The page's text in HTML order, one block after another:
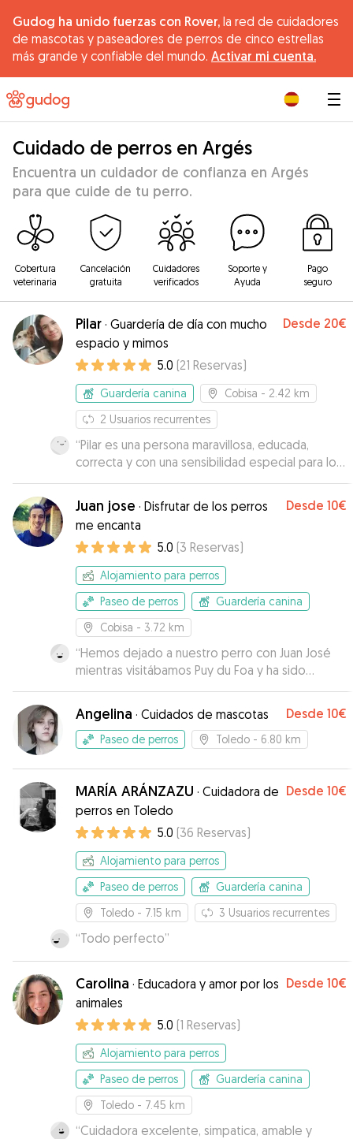
Gudog ha unido fuerzas con Rover, la red de cuidadores
de mascotas y paseadores de perros de cinco estrellas
más grande y confiable del mundo. Activar mi cuenta.
Cuidado de perros en Argés
Encuentra un cuidador de confianza en Argés
para que cuide de tu perro.
Cobertura
veterinaria
Cancelación
gratuita
Cuidadores
verificados
Soporte y
Ayuda
Pago
seguro
Pilar · Guardería de día con mucho
espacio y mimos
Desde 20€
5.0 (21 Reservas)
Guardería canina Cobisa - 2.42 km
2 Usuarios recurrentes
“Pilar es una persona maravillosa, educada,
correcta y con una sensibilidad especial para los
perros. Con disponibilidad absoluta y, siempre,
con ánimo de ayudar y resolver cualquier
problema que te pudiera surgir. Teníamos
muchos miedos, pues nunca habíamos dejado
nuestros perros, (Chico y Wasabi), con nadie,
pero esos temores han quedado más que
resueltos. La han cogido un cariño especial lo
cual demostraron durante la despedida. Nos
temíamos la vuelta con unos perros nerviosos y
con ansiedad, debido a la separación. No
solamente no ha ocurrido esto sino que se les
nota relajados y felices. Pilar es una gran
cuidadora, con dedicación, comportamiento
exquisito y entregada a nuestros amigos los
perros, igual que Alex, su pareja. La recomiendo
al máximo.”
Juan jose · Disfrutar de los perros
me encanta
Desde 10€
5.0 (3 Reservas)
Alojamiento para perros
Paseo de perros
Guardería canina
Cobisa - 3.72 km
“Hemos dejado a nuestro perro con Juan José
mientras visitábamos Puy du Foa y ha sido
perfecto. Siempre ha contestado a nuestras
dudas enseguida y mientras Bruce ha estado
con él y con su pareja, nos ha mandado fotos y
vídeos. Bruce se lo ha pasado genial con ellos y
Angelina · Cuidados de mascotas Desde 10€
Paseo de perros Toledo - 6.80 km
MARÍA ARÁNZAZU · Cuidadora de
perros en Toledo
Desde 10€
5.0 (36 Reservas)
Alojamiento para perros
Paseo de perros
Guardería canina
Toledo - 7.15 km 3 Usuarios recurrentes
“Todo perfecto”
Carolina · Educadora y amor por los
animales
Desde 10€
5.0 (1 Reservas)
Alojamiento para perros
Paseo de perros
Guardería canina
Toledo - 7.45 km
“Cuidadora excelente, simpatica, amable y